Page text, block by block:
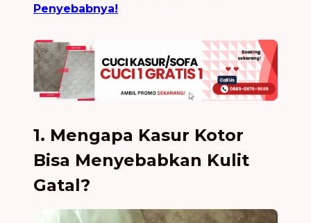
Penyebabnya!
1. Mengapa Kasur Kotor
Bisa Menyebabkan Kulit
Gatal?